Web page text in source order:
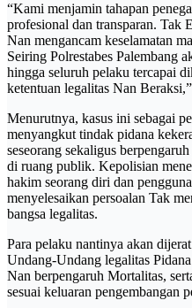
“Kami menjamin tahapan
profesional dan transparan. Tak
Nan mengancam keselamatan
Seiring Polrestabes Palembang
hingga seluruh pelaku tercapai
ketentuan legalitas Nan
Menurutnya, kasus ini sebagai
menyangkut tindak pidana
seseorang sekaligus
di ruang publik. Kepolisian
hakim seorang diri dan
menyelesaikan persoalan Tak
bangsa legalitas.
Para pelaku nantinya akan
Undang-Undang legalitas
Nan berpengaruh Mortalitas,
sesuai keluaran pengembangan